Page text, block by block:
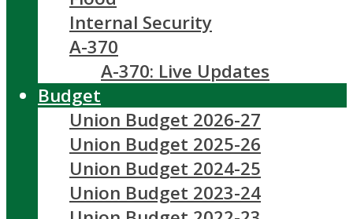
Internal Security
A-370
A-370: Live Updates
Budget
Union Budget 2026-27
Union Budget 2025-26
Union Budget 2024-25
Union Budget 2023-24